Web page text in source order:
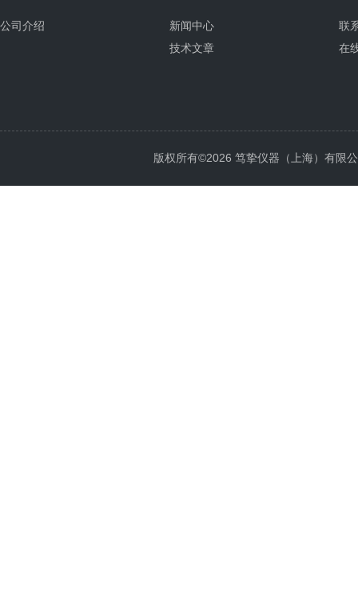
公司介绍
新闻中心
技术文章
联
在
版权所有©2026 笃挚仪器（上海）有限